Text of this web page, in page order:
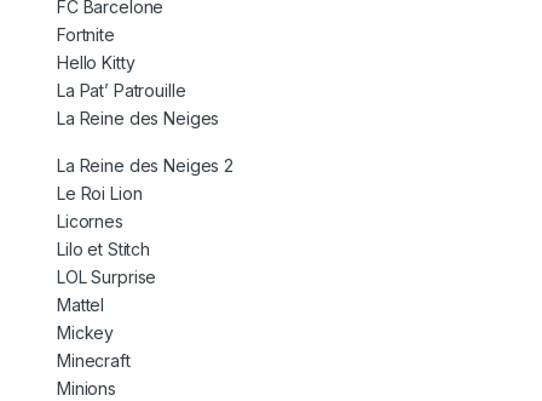
FC Barcelone
Fortnite
Hello Kitty
La Pat’ Patrouille
La Reine des Neiges
La Reine des Neiges 2
Le Roi Lion
Licornes
Lilo et Stitch
LOL Surprise
Mattel
Mickey
Minecraft
Minions